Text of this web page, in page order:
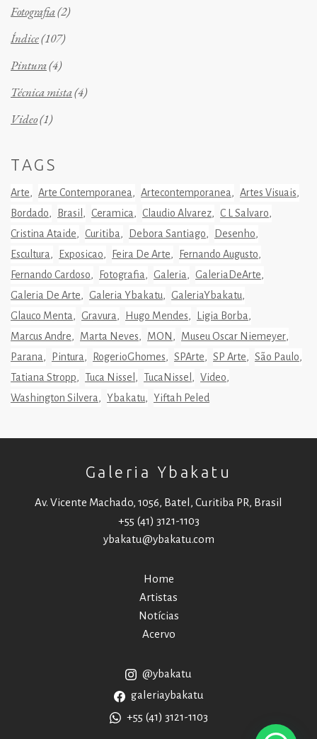
Fotografia(2)
Índice(107)
Pintura(4)
Técnica mista(4)
Video(1)
TAGS
Arte Arte Contemporanea Artecontemporanea
Artes Visuais
Bordado
Brasil Ceramica Claudio Alvarez
C L Salvaro
Cristina Ataide
Curitiba Debora Santiago
Desenho
Escultura
Exposicao Feira De Arte
Fernando Augusto
Fernando Cardoso
Fotografia Galeria
GaleriaDeArte
Galeria De Arte
Galeria Ybakatu
GaleriaYbakatu
Glauco Menta
Gravura Hugo Mendes
Ligia Borba
Marcus Andre
Marta Neves MON
Museu Oscar Niemeyer
Parana
Pintura RogerioGhomes SPArte SP Arte
São Paulo
Tatiana Stropp
Tuca Nissel TucaNissel
Video
Washington Silvera
Ybakatu Yiftah Peled
Galeria Ybakatu
Av. Vicente Machado, 1056, Batel, Curitiba PR, Brasil
+55 (41) 3121-1103
ybakatu@ybakatu.com
Home
Artistas
Notícias
Acervo
@ybakatu
galeriaybakatu
+55 (41) 3121-1103